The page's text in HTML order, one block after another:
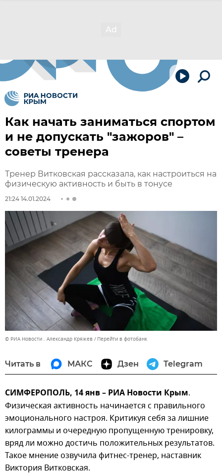
Как начать заниматься спортом
и не допускать "зажоров" –
советы тренера
Тренер Витковская рассказала, как настроиться на
физическую активность и быть в тонусе
21:24 14.01.2024
© РИА Новости . Александр Кряжев Перейти в фотобанк
Читать в МАКС Дзен Telegram
СИМФЕРОПОЛЬ, 14 янв – РИА Новости Крым.
Физическая активность начинается с правильного
эмоционального настроя. Критикуя себя за лишние
килограммы и очередную пропущенную тренировку,
вряд ли можно достичь положительных результатов.
Такое мнение озвучила фитнес-тренер, наставник
Виктория Витковская.